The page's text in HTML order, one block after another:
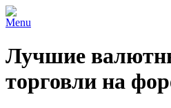
Menu
Лучшие
торговли на